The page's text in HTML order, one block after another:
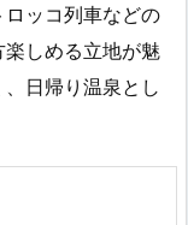
ッコ列車などの
しめる立地が魅
日帰り温泉とし